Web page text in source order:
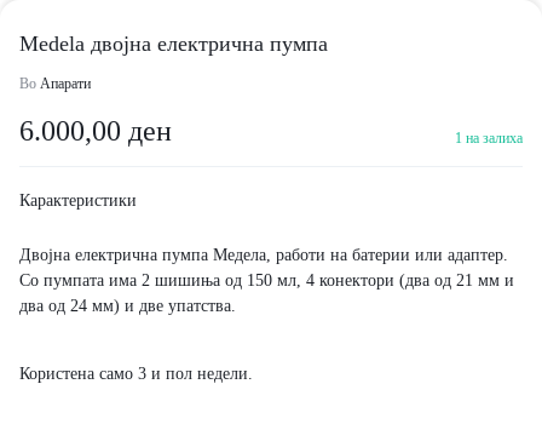
Medela двојна електрична пумпа
Во Апарати
6.000,00 ден 1 на залиха
Карактеристики
Двојна електрична пумпа Медела, работи на батерии или адаптер.
Со пумпата има 2 шишиња од 150 мл, 4 конектори (два од 21 мм и
два од 24 мм) и две упатства.
Користена само 3 и пол недели.